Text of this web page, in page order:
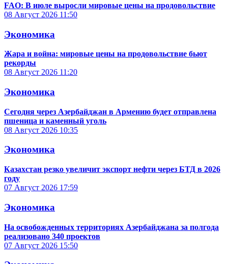
FAO: В июле выросли мировые цены на продовольствие
08 Август 2026 11:50
Экономика
Жара и война: мировые цены на продовольствие бьют
рекорды
08 Август 2026 11:20
Экономика
Сегодня через Азербайджан в Армению будет отправлена
пшеница и каменный уголь
08 Август 2026 10:35
Экономика
Казахстан резко увеличит экспорт нефти через БТД в 2026
году
07 Август 2026 17:59
Экономика
На освобожденных территориях Азербайджана за полгода
реализовано 340 проектов
07 Август 2026 15:50